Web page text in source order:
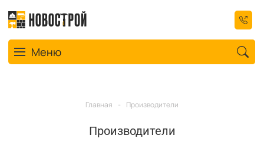
Toggle navigation
Меню
Главная - Производители
Производители